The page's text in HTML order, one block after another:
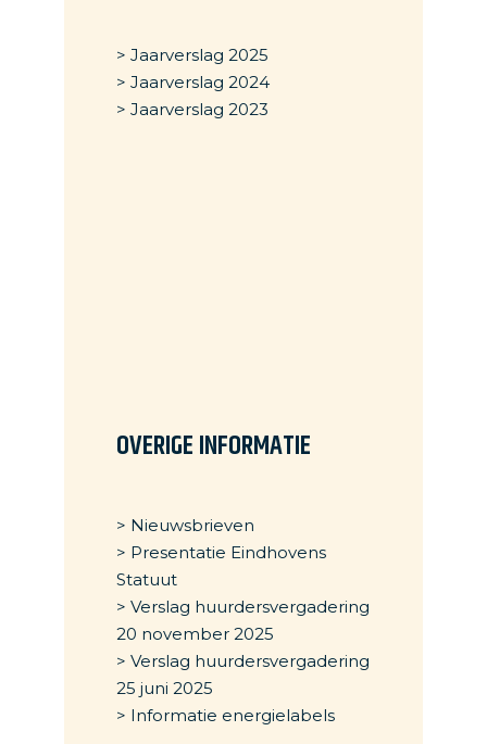
> Jaarverslag 2025
> Jaarverslag 2024
> Jaarverslag 2023
OVERIGE INFORMATIE
> Nieuwsbrieven
> Presentatie Eindhovens
Statuut
> Verslag huurdersvergadering
20 november 2025
> Verslag huurdersvergadering
25 juni 2025
> Informatie energielabels